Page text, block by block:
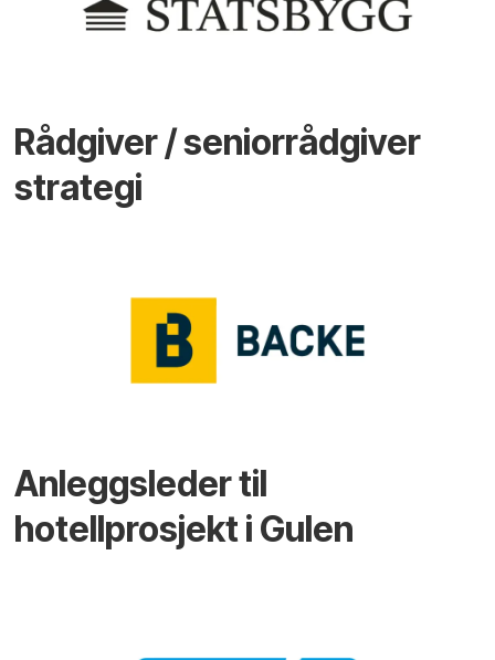
Rådgiver / seniorrådgiver
strategi
Anleggsleder til
hotellprosjekt i Gulen